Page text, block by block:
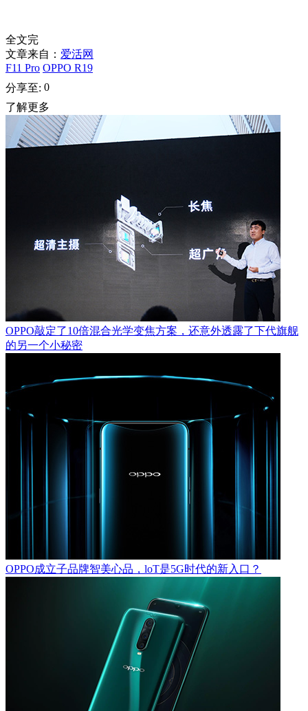
全文完
文章来自： 爱活网
F11 Pro OPPO R19
分享至: 0
了解更多
OPPO敲定了10倍混合光学变焦方案，还意外透露了下代旗舰
的另一个小秘密
OPPO成立子品牌智美心品，loT是5G时代的新入口？